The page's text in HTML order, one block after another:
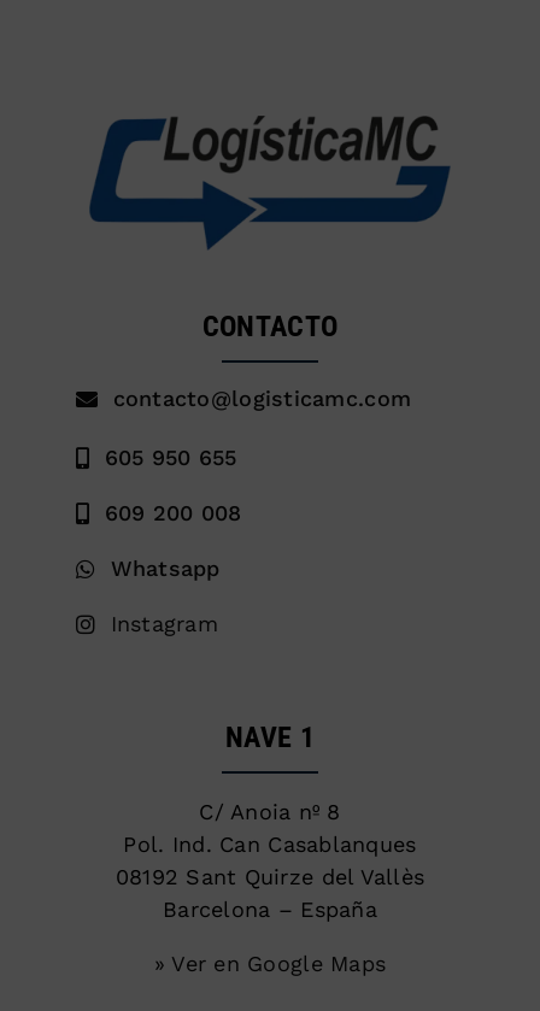
CONTACTO
contacto@logisticamc.com
605 950 655
609 200 008
Whatsapp
Instagram
NAVE 1
C/ Anoia nº 8
Pol. Ind. Can Casablanques
08192 Sant Quirze del Vallès
Barcelona – España
» Ver en Google Maps